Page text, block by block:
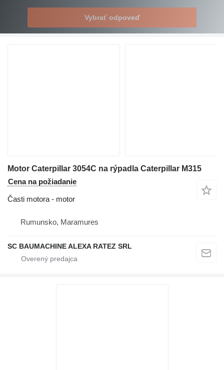
Vybrať odpoveď
Motor Caterpillar 3054C na rýpadla Caterpillar M315
Cena na požiadanie
Časti motora - motor
Rumunsko, Maramures
SC BAUMACHINE ALEXA RATEZ SRL